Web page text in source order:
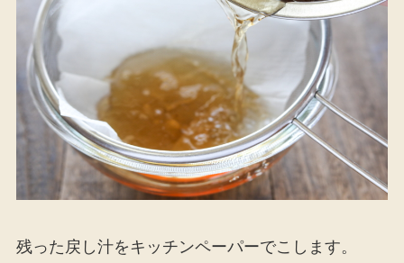
残った戻し汁をキッチンペーパーでこします。